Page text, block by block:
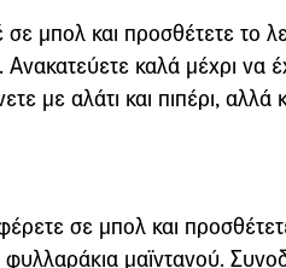
μπολ και προσθέτετε το
Ανακατεύετε καλά μέχρι
με αλάτι και πιπέρι, αλλά
σε μπολ και
φυλλαράκια μαϊντανού.